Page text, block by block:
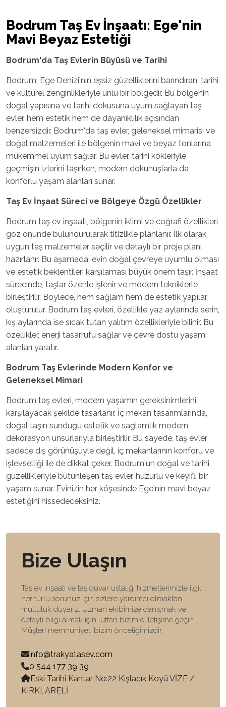
Bodrum Taş Ev İnşaatı: Ege'nin
Mavi Beyaz Estetiği
Bodrum'da Taş Evlerin Büyüsü ve Tarihi
Bodrum, Ege Denizi'nin eşsiz güzelliklerini barındıran, tarihi
ve kültürel zenginlikleriyle ünlü bir bölgedir. Bu bölgenin
doğal yapısına ve tarihi dokusuna uyum sağlayan taş
evler, hem estetik hem de dayanıklılık açısından
benzersizdir. Bodrum'da taş evler, geleneksel mimarisi ve
doğal malzemeleri ile bölgenin mavi ve beyaz tonlarına
mükemmel uyum sağlar. Bu evler, tarihi kökleriyle
geçmişin izlerini taşırken, modern dokunuşlarla da
konforlu yaşam alanları sunar.
Taş Ev İnşaat Süreci ve Bölgeye Özgü Özellikler
Bodrum taş ev inşaatı, bölgenin iklimi ve coğrafi özellikleri
göz önünde bulundurularak titizlikle planlanır. İlk olarak,
uygun taş malzemeler seçilir ve detaylı bir proje planı
hazırlanır. Bu aşamada, evin doğal çevreye uyumlu olması
ve estetik beklentileri karşılaması büyük önem taşır. İnşaat
sürecinde, taşlar özenle işlenir ve modern tekniklerle
birleştirilir. Böylece, hem sağlam hem de estetik yapılar
oluşturulur. Bodrum taş evleri, özellikle yaz aylarında serin,
kış aylarında ise sıcak tutan yalıtım özellikleriyle bilinir. Bu
özellikler, enerji tasarrufu sağlar ve çevre dostu yaşam
alanları yaratır.
Bodrum Taş Evlerinde Modern Konfor ve
Geleneksel Mimari
Bodrum taş evleri, modern yaşamın gereksinimlerini
karşılayacak şekilde tasarlanır. İç mekan tasarımlarında,
doğal taşın sunduğu estetik ve sağlamlık modern
dekorasyon unsurlarıyla birleştirilir. Bu sayede, taş evler
sadece dış görünüşüyle değil, iç mekanlarının konforu ve
işlevselliği ile de dikkat çeker. Bodrum'un doğal ve tarihi
güzellikleriyle bütünleşen taş evler, huzurlu ve keyifli bir
yaşam sunar. Evinizin her köşesinde Ege'nin mavi beyaz
estetiğini hissedeceksiniz.
Bize Ulaşın
Taş ev inşaatı ve taş duvar ustalığı hizmetlerimizle ilgili
her türlü sorunuz için sizlere yardımcı olmaktan
mutluluk duyarız. Uzman ekibimize danışmak ve
detaylı bilgi almak için lütfen bizimle iletişime geçin.
Müşteri memnuniyeti bizim önceliğimizdir.
info@trakyatasev.com
0 544 177 39 39
Eski Tarihi Kantar No:22 Kışlacık Koyü VİZE /
KIRKLARELİ